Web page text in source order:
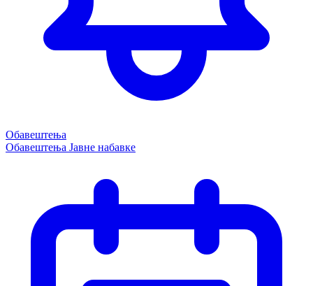
Обавештења
Обавештења Јавне набавке